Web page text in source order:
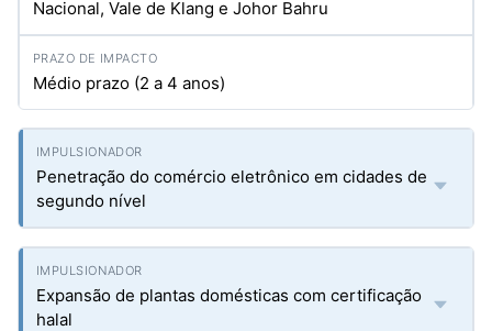
Nacional, Vale de Klang e Johor Bahru
Médio prazo (2 a 4 anos)
Penetração do comércio eletrônico em cidades de
segundo nível
Expansão de plantas domésticas com certificação
halal